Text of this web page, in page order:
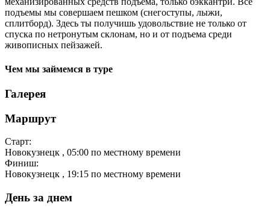
подъемы мы совершаем пешком (снегоступы, лыжи,
сплитборд). Здесь ты получишь удовольствие не только от
спуска по нетронутым склонам, но и от подъема среди
живописных пейзажей.
Чем мы займемся в туре
Галерея
Маршрут
Старт:
Новокузнецк , 05:00 по местному времени
Финиш:
Новокузнецк , 19:15 по местному времени
День за днем